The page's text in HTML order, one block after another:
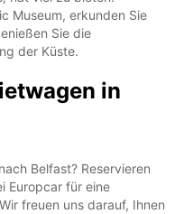
Museum, erkunden Sie
Sie die
der Küste.
in
Belfast? Reservieren
Europcar für eine
freuen uns darauf, Ihnen